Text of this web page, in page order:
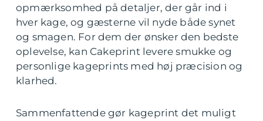
opmærksomhed på detaljer, der går ind i
hver kage, og gæsterne vil nyde både synet
og smagen. For dem der ønsker den bedste
oplevelse, kan Cakeprint levere smukke og
personlige kageprints med høj præcision og
klarhed.
Sammenfattende gør kageprint det muligt